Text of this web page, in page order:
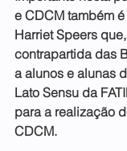
e CDCM também
Harriet Speers
contrapartida das
a alunos e alunas
Lato Sensu da
para a realização
CDCM.